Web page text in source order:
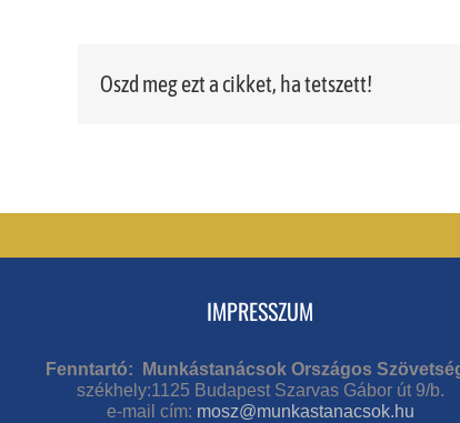
Oszd meg ezt a cikket, ha tetszett!
IMPRESSZUM
Fenntartó: Munkástanácsok Országos
székhely:1125 Budapest Szarvas Gábor út 9/b.
e-mail cím: mosz@munkastanacsok.hu